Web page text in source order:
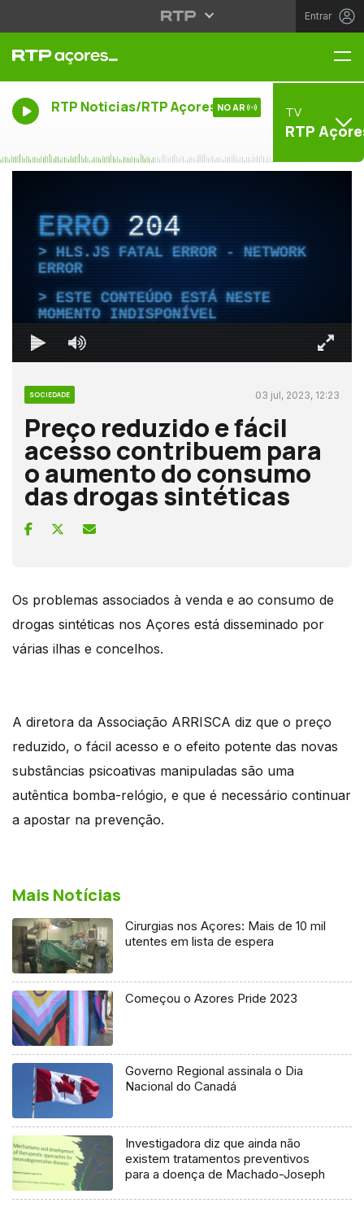
Entrar
RTP Noticias/RTP Açores NO AR TV
RTP
ERRO204
HLS.JS FATAL ERROR - NETWORK
ERROR
ESTE CONTEÚDO ESTÁ NESTE
MOMENTO INDISPONÍVEL
SOCIEDADE 03 jul, 2023, 12:23
Preço reduzido e fácil
acesso contribuem para
o aumento do consumo
das drogas sintéticas
Os problemas associados à venda e ao consumo de
drogas sintéticas nos Açores está disseminado por
várias ilhas e concelhos.
A diretora da Associação ARRISCA diz que o preço
reduzido, o fácil acesso e o efeito potente das novas
substâncias psicoativas manipuladas são uma
autêntica bomba-relógio, e que é necessário continuar
a apostar na prevenção.
Mais Notícias
Cirurgias nos Açores: Mais de 10 mil
utentes em lista de espera
Começou o Azores Pride 2023
Governo Regional assinala o Dia
Nacional do Canadá
Investigadora diz que ainda não
existem tratamentos preventivos
para a doença de Machado-Joseph